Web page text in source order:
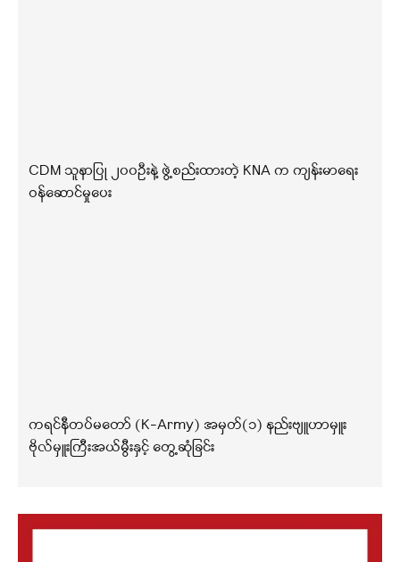
CDM သူနာပြု ၂၀၀ဦးနဲ့ ဖွဲ့စည်းထားတဲ့ KNA က ကျန်းမာရေး
ဝန်ဆောင်မှုပေး
ကရင်နီတပ်မတော် (K-Army) အမှတ်(၁) နည်းဗျူဟာမှူး
ဗိုလ်မှူးကြီးအယ်မွီးနှင့် တွေ့ဆုံခြင်း